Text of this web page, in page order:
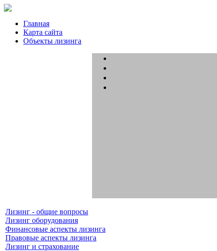
Главная
Карта сайта
Объекты лизинга
Лизинг - общие вопросы
Лизинг оборудования
Финансовые аспекты лизинга
Правовые аспекты лизинга
Лизинг и страхование